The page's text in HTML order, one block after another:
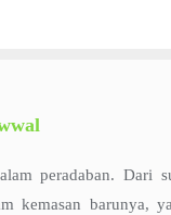
peradaban.
kemasan barunya,